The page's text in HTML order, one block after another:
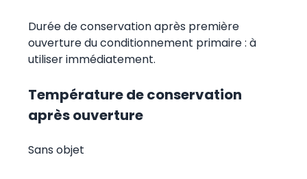
Durée de conservation après première
ouverture du conditionnement primaire : à
utiliser immédiatement.
Température de conservation
après ouverture
Sans objet